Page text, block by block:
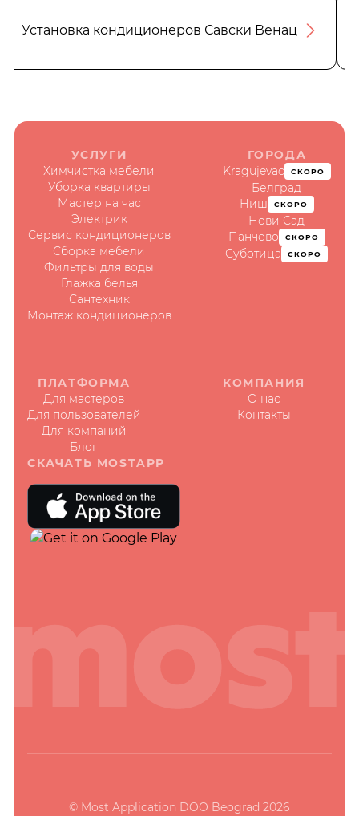
Установка кондиционеров Савски Венац
УСЛУГИ
Химчистка мебели
Уборка квартиры
Мастер на час
Электрик
Сервис кондиционеров
Сборка мебели
Фильтры для воды
Глажка белья
Сантехник
Монтаж кондиционеров
ГОРОДА
Kragujevac
СКОРО
Белград
Ниш
СКОРО
Нови Сад
Панчево
СКОРО
Суботица СКОРО
ПЛАТФОРМА
Для мастеров
Для пользователей
Для компаний
Блог
КОМПАНИЯ
О нас
Контакты
СКАЧАТЬ MOSTAPP
© Most Application DOO Beograd 2026